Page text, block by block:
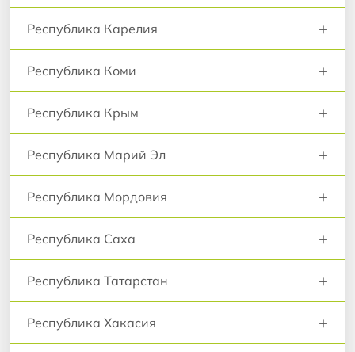
Республика Карелия +
Республика Коми +
Республика Крым +
Республика Марий Эл +
Республика Мордовия +
Республика Саха +
Республика Татарстан +
Республика Хакасия +